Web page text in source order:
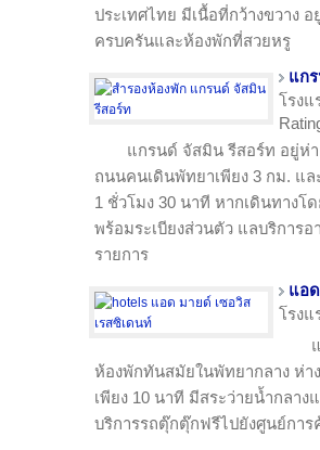
ประเทศไทย มีเนื้อที่กว้างขวาง
ครบครันและห้องพักที่สวยหรู
แก
โรง
แกรนด์ จัสมิน รีสอร์ท อยู่ห่
ถนนคนเดินพัทยาเพียง 3 กม. แ
1 ชั่วโมง 30 นาที หากเดินทางโ
พร้อมระเบียงส่วนตัว แลบริการ
รายการ
แอ
โรง
ห้องพักทันสมัย​​ในพัทยากลาง ห่า
เพียง 10 นาที มีสระว่ายน้ำกลาง
บริการรถตุ๊กตุ๊กฟรีไปยังศูนย์การ